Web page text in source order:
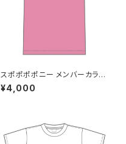
スポポポポニー メンバーカラー
シンプルデザイン ロゴTシャツ
ピンク S〜XLサイズ
¥4,000